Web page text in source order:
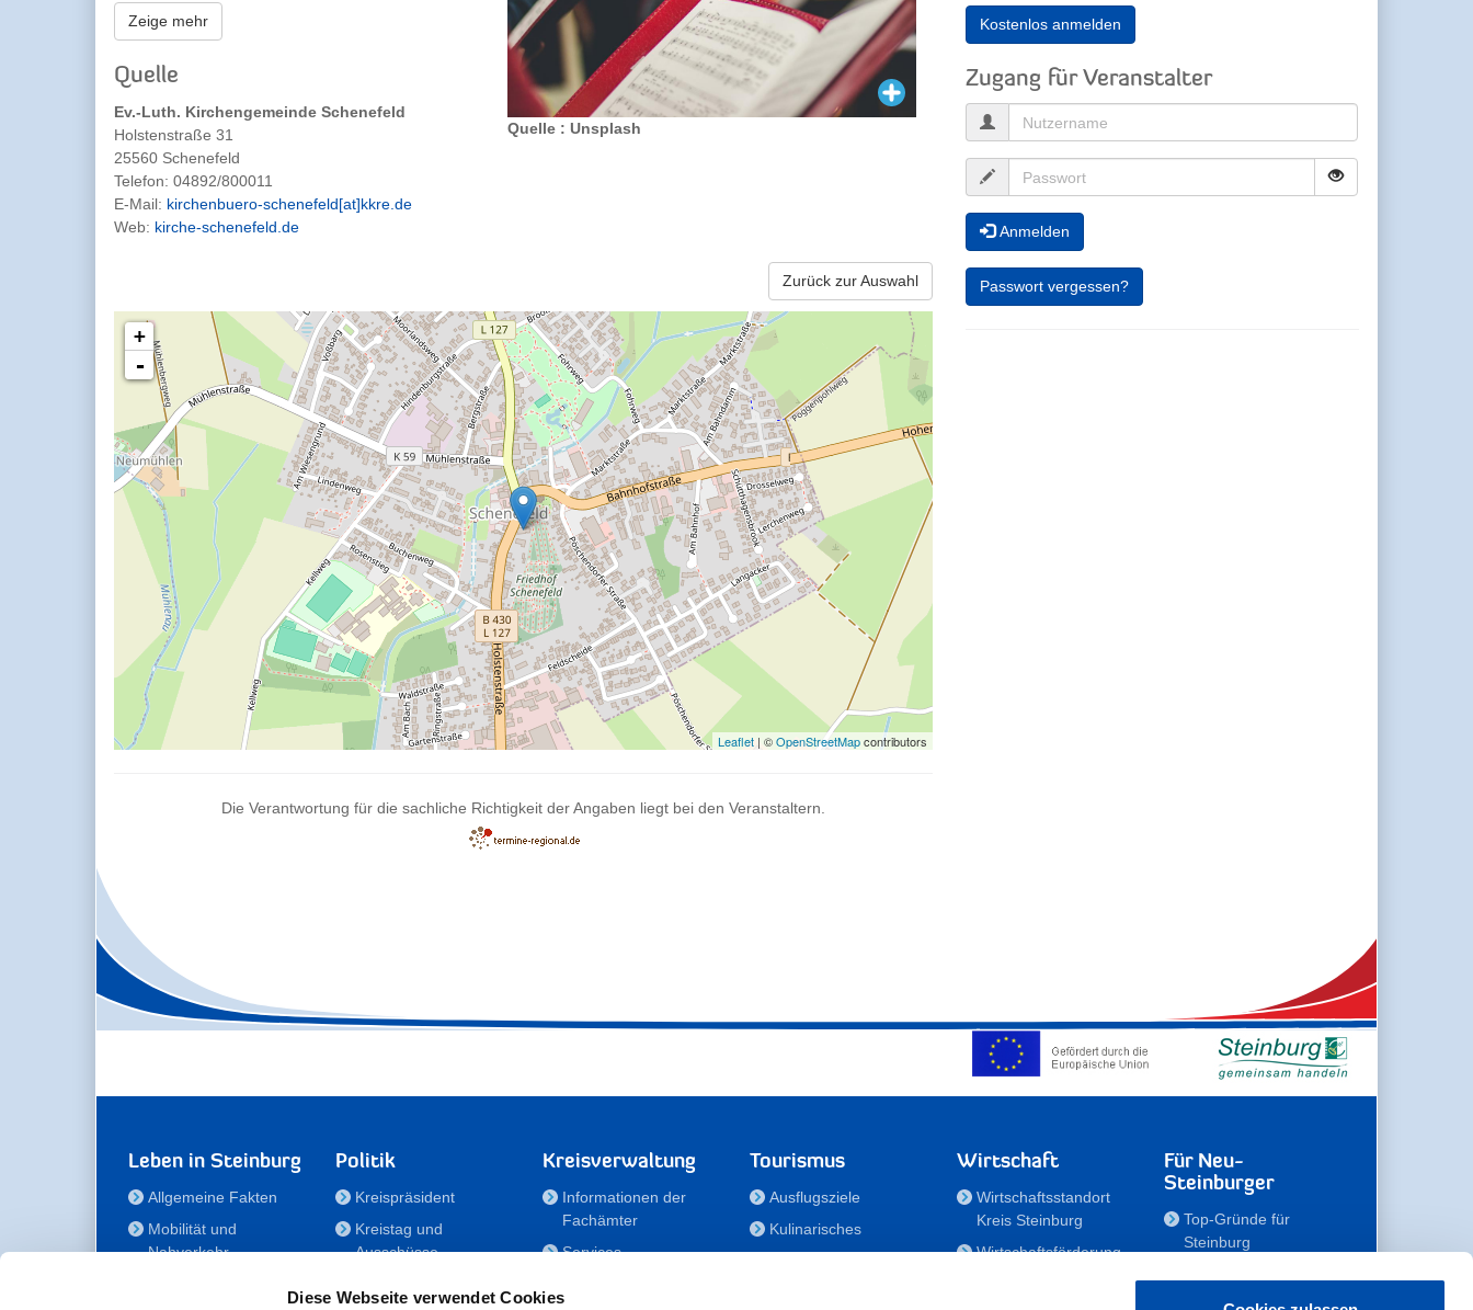
Diese Webseite verwendet Cookies
Quelle : Unsplash
kurz. Wer Lust hat, in einer netten gemischten
Chorgemeinschaft mitzusingen, sollte einfach mal im
montags in der Zeit von 19.30 Uhr bis 21 Uhr.
Besonders gesucht werden nach wie vor
Männerstimmen (Bass und Tenor). Informationen
gibt es auch im Kirchenbüro unter der Telefonnummer
04892/800011. Constanze Reimers und die
Chormitglieder freuen sich über jeden ,,Neuzugang“!
Zeige mehr
Quelle
Ev.-Luth. Kirchengemeinde Schenefeld
Holstenstraße 31
25560 Schenefeld
Telefon: 04892/800011
E-Mail: kirchenbuero-schenefeld[at]kkre.de
Web: kirche-schenefeld.de
Zurück zur Auswahl
+
-
Leaflet | ©OpenStreetMapcontributors
Die Verantwortung für die sachliche Richtigkeit der Angaben liegt bei den Veranstaltern.
Kostenlos anmelden
Zugang für Veranstalter
Anmelden
Passwort vergessen?
Leben in Steinburg
Allgemeine Fakten
Mobilität und
Nahverkehr
Politik
Kreispräsident
Kreistag und
Ausschüsse
für Menschen mit
Kreisverwaltung
Informationen der
Fachämter
Services
Nachwuchskräfte
Tourismus
Ausflugsziele
Kulinarisches
Wirtschaft
Wirtschaftsstandort
Kreis Steinburg
Wirtschaftsförderung
Für Neu-
Steinburger
Top-Gründe für
Steinburg
Meine Immobilie